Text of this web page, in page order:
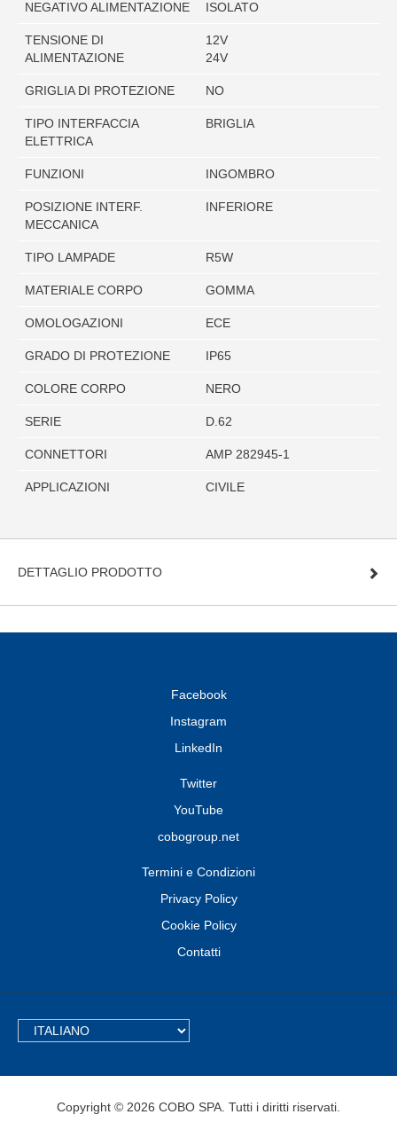
NEGATIVO ALIMENTAZIONE ISOLATO
TENSIONE DI
ALIMENTAZIONE
12V
24V
GRIGLIA DI PROTEZIONE NO
TIPO INTERFACCIA
ELETTRICA
BRIGLIA
FUNZIONI INGOMBRO
POSIZIONE INTERF.
MECCANICA
INFERIORE
TIPO LAMPADE R5W
MATERIALE CORPO GOMMA
OMOLOGAZIONI ECE
GRADO DI PROTEZIONE IP65
COLORE CORPO NERO
SERIE D.62
CONNETTORI AMP 282945-1
APPLICAZIONI CIVILE
DETTAGLIO PRODOTTO
Facebook
Instagram
LinkedIn
Twitter
YouTube
cobogroup.net
Termini e Condizioni
Privacy Policy
Cookie Policy
Contatti
TEXT.LANGUAGE
Copyright © 2026 COBO SPA. Tutti i diritti riservati.